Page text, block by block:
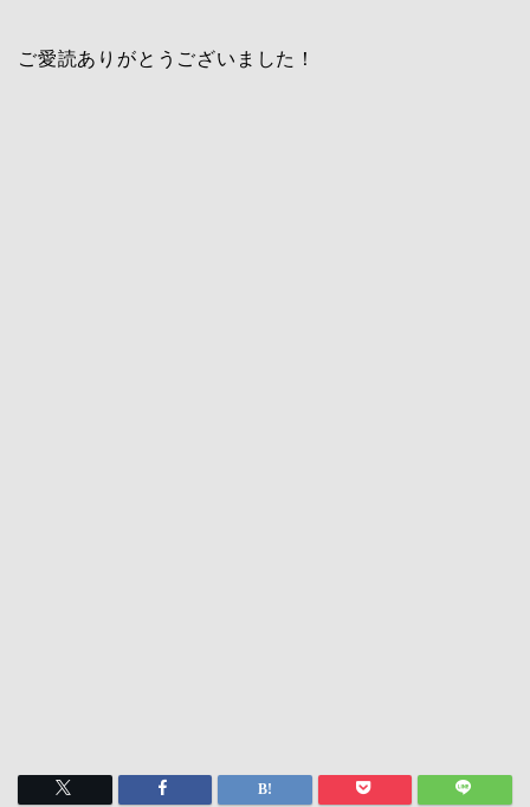
ご愛読ありがとうございました！